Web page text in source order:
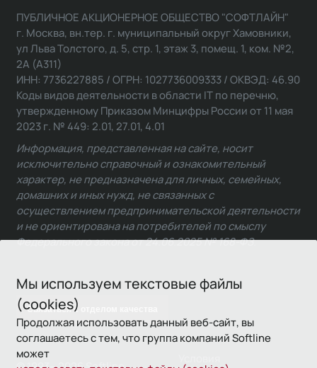
Мы используем текстовые файлы
(cookies)
Продолжая использовать данный веб-сайт, вы
соглашаетесь с тем, что группа компаний Softline
может
Связаться с отделом качества
ПУБЛИЧНОЕ АКЦИОНЕРНОЕ ОБЩЕСТВО "СОФТЛАЙН"
г. Москва, вн.тер. г. муниципальный округ Хамовники,
ул Льва Толстого, д. 5, стр. 1, этаж 3, помещ. 1, ком. №2,
2А (А311)
ИНН: 7736227885 / ОГРН: 1027736009333 / ОКВЭД: 46.90
Коды видов деятельности в области IT по перечню,
утвержденному Приказом Минцифры России от 11 мая
2023 г. № 449: 2.01, 27.01, 4.01
Информация, представленная на сайте, носит
исключительно справочный и ознакомительный
характер, не предназначена для личных, семейных,
домашних и иных нужд, не связанных с
осуществлением предпринимательской деятельности
и не ориентирована на потребителей по смыслу
Федерального закона от 24.06.2025 № 168-ФЗ.